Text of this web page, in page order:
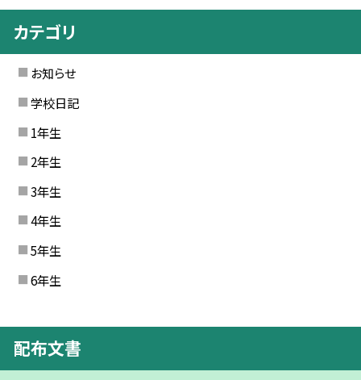
カテゴリ
お知らせ
学校日記
1年生
2年生
3年生
4年生
5年生
6年生
配布文書